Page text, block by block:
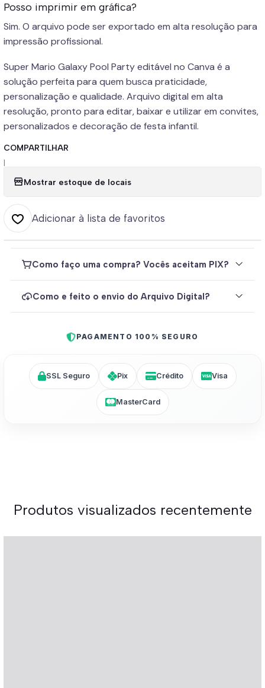
Posso imprimir em gráfica?
Sim. O arquivo pode ser exportado em alta resolução para
impressão profissional.
Super Mario Galaxy Pool Party editável no Canva é a
solução perfeita para quem busca praticidade,
personalização e qualidade. Arquivo digital em alta
resolução, pronto para editar, baixar e utilizar em convites,
personalizados e decoração de festa infantil.
COMPARTILHAR
|
Mostrar estoque de locais
Adicionar à lista de favoritos
Como faço uma compra? Vocês aceitam PIX?
Como e feito o envio do Arquivo Digital?
PAGAMENTO 100% SEGURO
SSL Seguro Pix Crédito Visa
MasterCard
Produtos visualizados recentemente